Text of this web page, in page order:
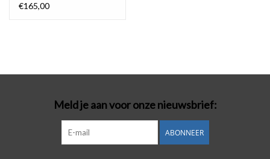
€165,00
Meld je aan voor onze nieuwsbrief:
ABONNEER